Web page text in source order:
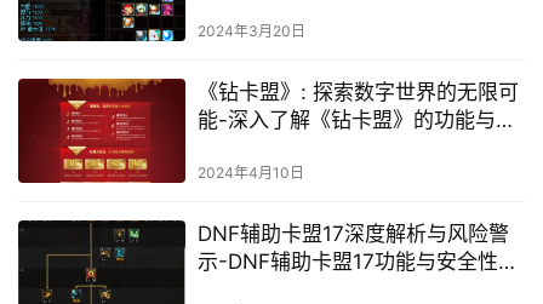
2024年3月20日
《钻卡盟》: 探索数字世界的无限可
能-深入了解《钻卡盟》的功能与服
2024年4月10日
DNF辅助卡盟17深度解析与风险警
示-DNF辅助卡盟17功能与安全性探